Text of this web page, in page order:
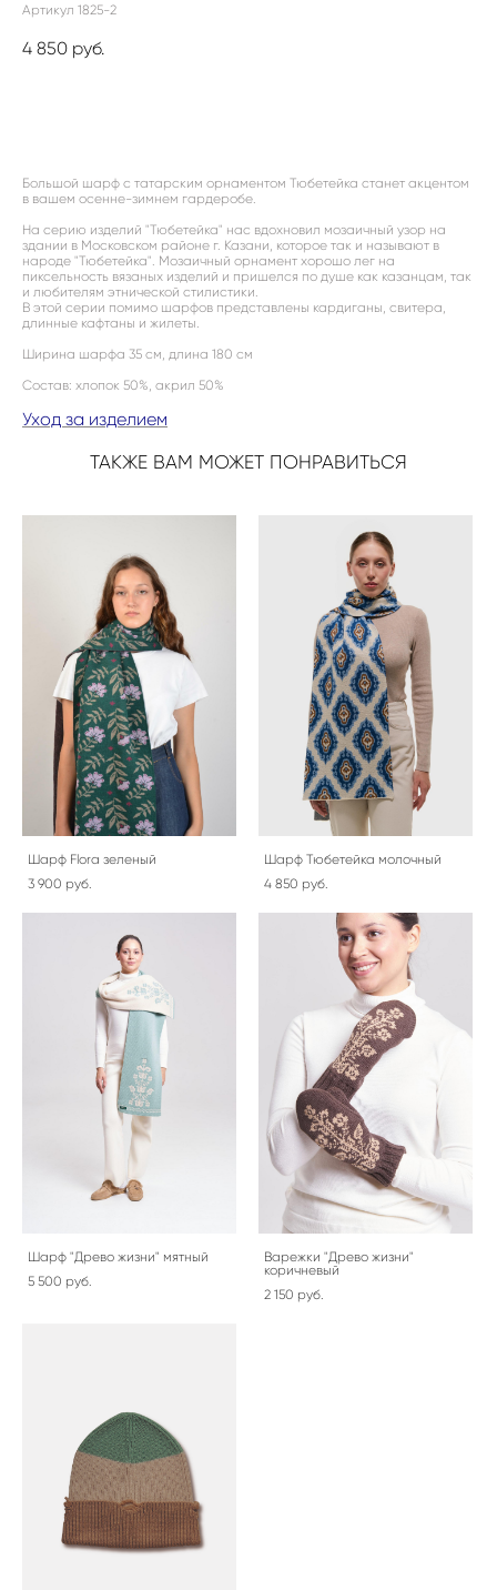
Артикул 1825-2
4 850 pуб.
Большой шарф с татарским орнаментом Тюбетейка станет акцентом
в вашем осенне-зимнем гардеробе.
На серию изделий "Тюбетейка" нас вдохновил мозаичный узор на
здании в Московском районе г. Казани, которое так и называют в
народе "Тюбетейка". Мозаичный орнамент хорошо лег на
пиксельность вязаных изделий и пришелся по душе как казанцам, так
и любителям этнической стилистики.
В этой серии помимо шарфов представлены кардиганы, свитера,
длинные кафтаны и жилеты.
Ширина шарфа 35 см, длина 180 см
Состав: хлопок 50%, акрил 50%
Уход за изделием
ТАКЖЕ ВАМ МОЖЕТ ПОНРАВИТЬСЯ
Шарф Flora зеленый
3 900 pуб.
Шарф Тюбетейка молочный
4 850 pуб.
Шарф "Древо жизни" мятный
5 500 pуб.
Варежки "Древо жизни"
коричневый
2 150 pуб.